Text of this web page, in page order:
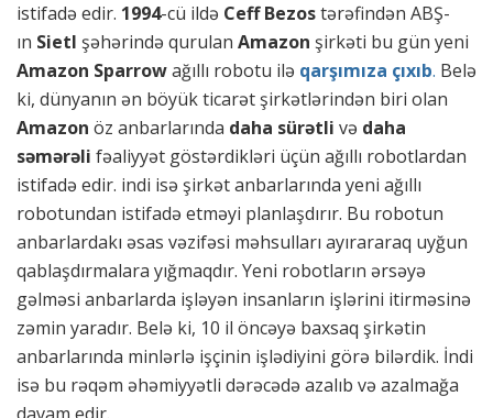
istifadə edir. 1994-cü ildə Ceff Bezostərəfindən ABŞ-
ın Sietl şəhərində qurulan Amazon şirkəti bu gün yeni
Amazon Sparrowağıllı robotu ilə qarşımıza çıxıb. Belə
ki, dünyanın ən böyük ticarət şirkətlərindən biri olan
Amazon öz anbarlarında daha sürətli və daha
səmərəli fəaliyyət göstərdikləri üçün ağıllı robotlardan
istifadə edir. indi isə şirkət anbarlarında yeni ağıllı
robotundan istifadə etməyi planlaşdırır. Bu robotun
anbarlardakı əsas vəzifəsi məhsulları ayırararaq uyğun
qablaşdırmalara yığmaqdır. Yeni robotların ərsəyə
gəlməsi anbarlarda işləyən insanların işlərini itirməsinə
zəmin yaradır. Belə ki, 10 il öncəyə baxsaq şirkətin
anbarlarında minlərlə işçinin işlədiyini görə bilərdik. İndi
isə bu rəqəm əhəmiyyətli dərəcədə azalıb və azalmağa